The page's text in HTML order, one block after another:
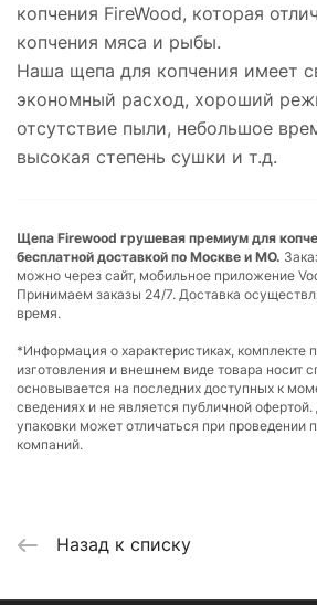
копчения FireWood, которая
копчения мяса и рыбы.
Наша щепа для копчения имеет
экономный расход, хороший
отсутствие пыли, небольшое
высокая степень сушки и т.д.
Щепа Firewood грушевая премиум для
бесплатной доставкой по Москве и МО.
можно через сайт, мобильное приложение
Принимаем заказы 24/7. Доставка
время.
*Информация о характеристиках, комплекте
изготовления и внешнем виде товара носит
основывается на последних доступных к
сведениях и не является публичной офертой.
упаковки может отличаться при проведении
компаний.
Назад к списку